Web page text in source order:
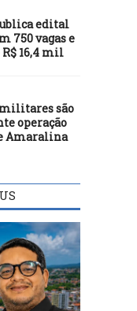
edital
750 vagas e
16,4 mil
são
operação
Amaralina